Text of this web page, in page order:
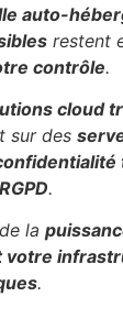
auto-
restent
contrôle.
cloud
sur des
.
la
votre
.